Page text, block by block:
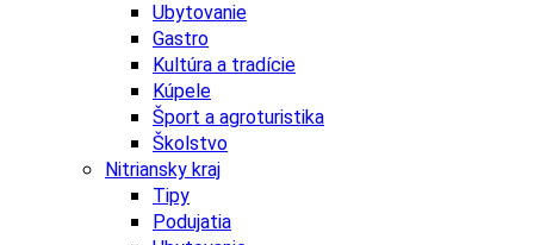
Ubytovanie
Gastro
Kultúra a tradície
Kúpele
Šport a agroturistika
Školstvo
Nitriansky kraj
Tipy
Podujatia